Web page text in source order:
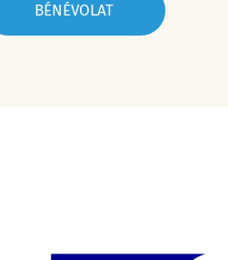
BÉNÉVOLAT